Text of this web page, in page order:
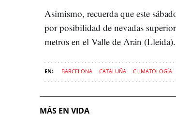
Asimismo, recuerda que este
por posibilidad de nevadas
metros en el Valle de Arán (Lleida).
BARCELONA CATALUÑA CLIMATOLOGÍA
MÁS EN VIDA